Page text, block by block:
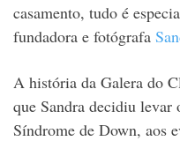
casamento, tudo é
fundadora e fotógrafa
A história da Galera do
que Sandra decidiu
Síndrome de Down, aos